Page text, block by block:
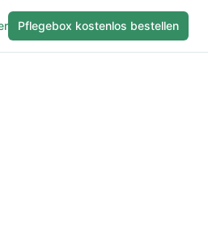
Pflegebox kostenlos bestellen